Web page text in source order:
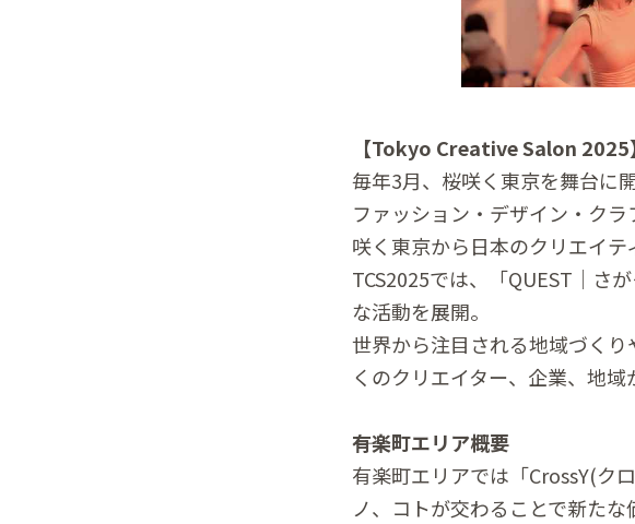
【Tokyo Creative Salon 2025】
毎年3⽉、桜咲く東京を舞台に
ファッション・デザイン・ク
咲く東京から日本のクリエイテ
TCS2025では、「QUEST｜さ
な活動を展開。
世界から注目される地域づく
くのクリエイター、企業、地域
――有楽町エリア概要
有楽町エリアでは「CrossY(ク
ノ、コトが交わることで新た